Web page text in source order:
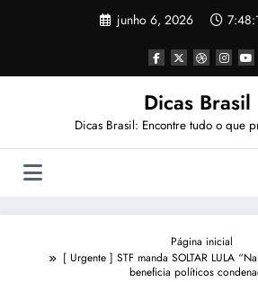
junho 6, 2026
Dicas Brasil
Dicas Brasil: Encontre tudo o que
Página inicial
[ Urgente ] STF manda SOLTAR LULA
beneficia políticos